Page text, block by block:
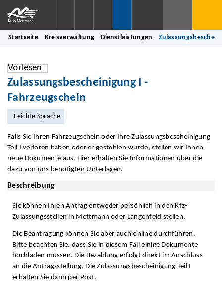
Startseite Kreisverwaltung Dienstleistungen
Vorlesen
Zulassungsbescheinigung I -
Fahrzeugschein
Leichte Sprache
Falls Sie Ihren Fahrzeugschein oder Ihre Zulassungsbescheinigung
Teil I verloren haben oder er gestohlen wurde, stellen wir Ihnen
neue Dokumente aus. Hier erhalten Sie Informationen über die
dazu von uns benötigten Unterlagen.
Beschreibung
Sie können Ihren Antrag entweder persönlich in den Kfz-
Zulassungsstellen in Mettmann oder Langenfeld stellen.
Die Beantragung können Sie aber auch online durchführen.
Bitte beachten Sie, dass Sie in diesem Fall einige Dokumente
hochladen müssen. Die Bezahlung erfolgt direkt im Anschluss
an die Antragsstellung. Die Zulassungsbescheinigung Teil I
erhalten Sie dann per Post.